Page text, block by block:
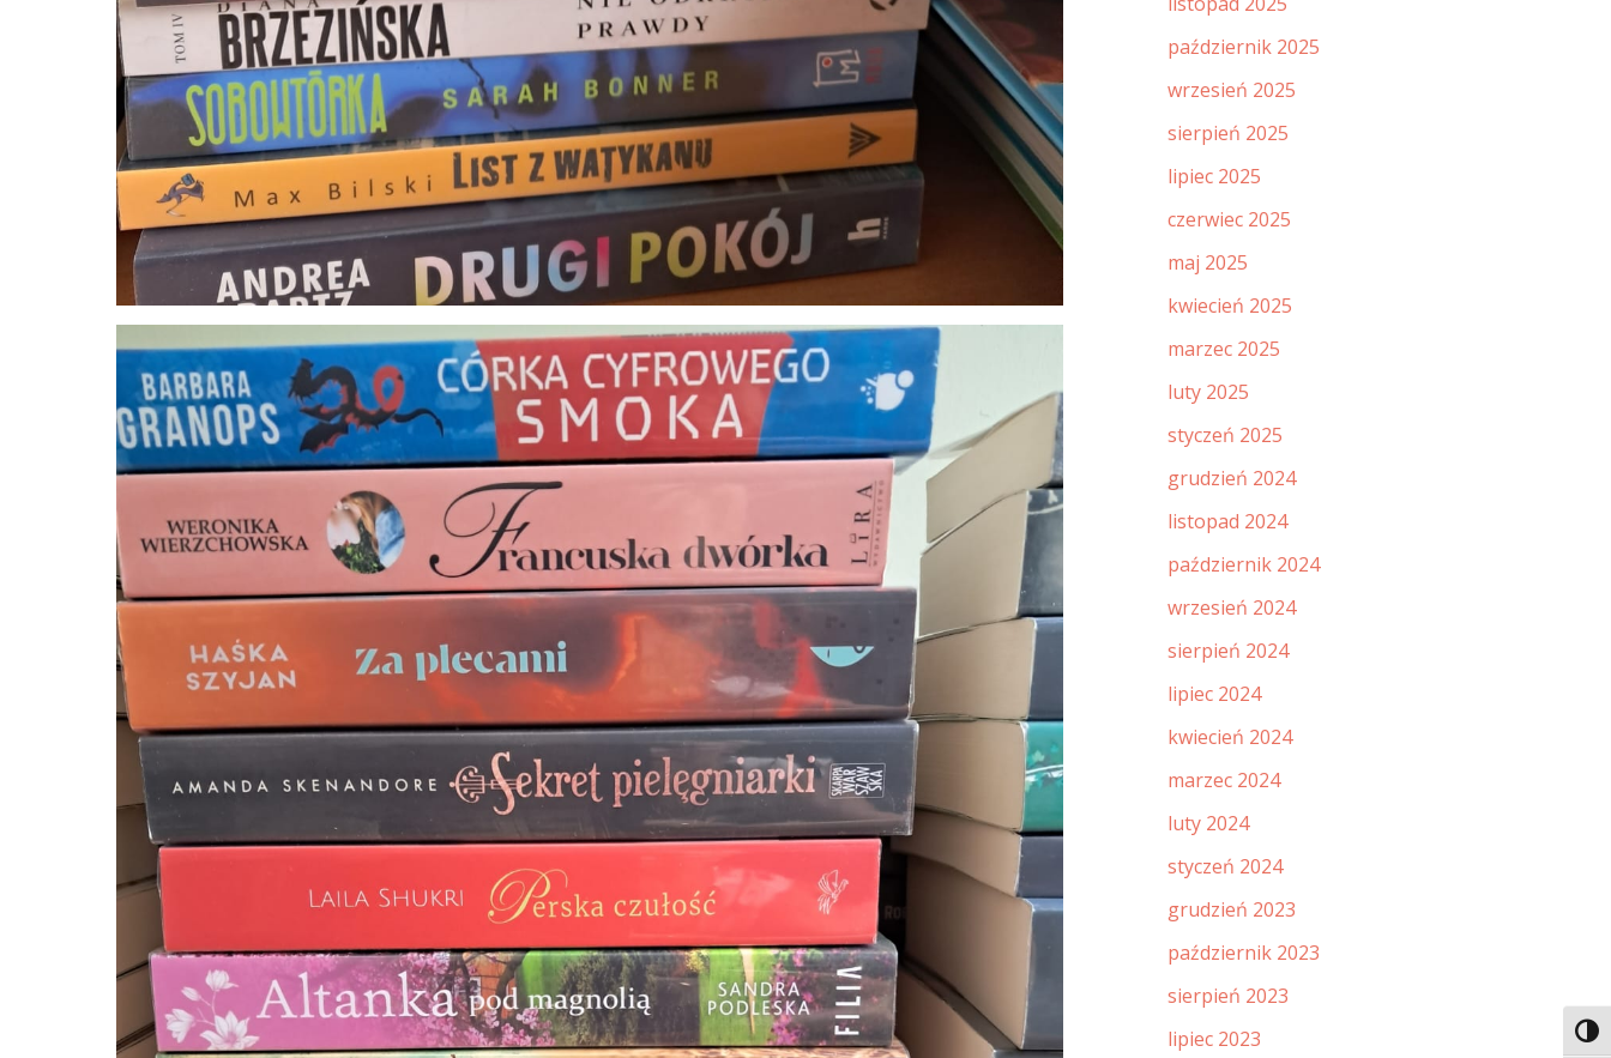
październik 2025
wrzesień 2025
sierpień 2025
lipiec 2025
czerwiec 2025
maj 2025
kwiecień 2025
marzec 2025
luty 2025
styczeń 2025
grudzień 2024
listopad 2024
październik 2024
wrzesień 2024
sierpień 2024
lipiec 2024
kwiecień 2024
marzec 2024
luty 2024
styczeń 2024
grudzień 2023
październik 2023
sierpień 2023
lipiec 2023